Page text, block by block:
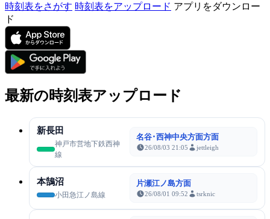
時刻表をさがす 時刻表をアップロード アプリをダウンロー
ド
最新の時刻表アップロード
新長田
神戸市営地下鉄西神
線
名谷･西神中央方面方面
26/08/03 21:05 jettleigh
本鵠沼
小田急江ノ島線
片瀬江ノ島方面
26/08/01 09:52 tsrknic